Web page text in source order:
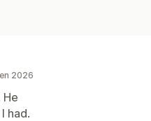
2026
had.